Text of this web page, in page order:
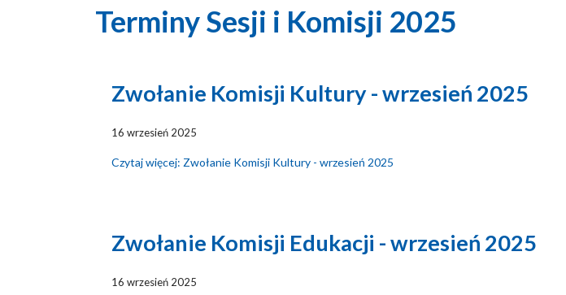
Terminy Sesji i Komisji 2025
Zwołanie Komisji Kultury - wrzesień 2025
16 wrzesień 2025
Czytaj więcej: Zwołanie Komisji Kultury - wrzesień 2025
Zwołanie Komisji Edukacji - wrzesień 2025
16 wrzesień 2025